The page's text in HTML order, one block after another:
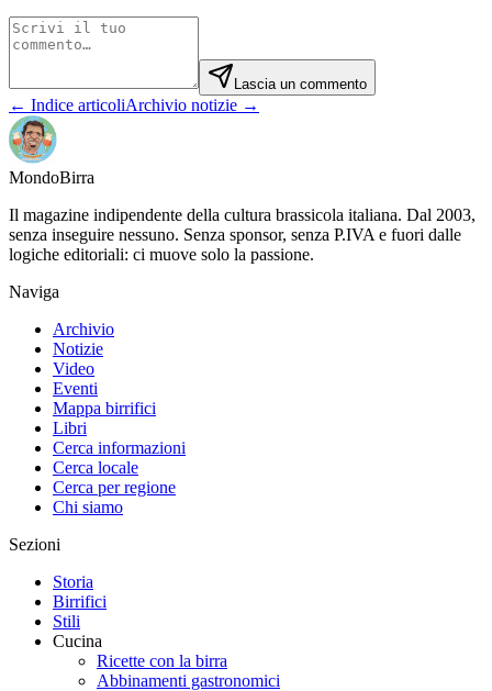
Lascia un commento
← Indice articoliArchivio notizie →
MondoBirra
Il magazine indipendente della cultura brassicola italiana. Dal 2003,
senza inseguire nessuno. Senza sponsor, senza P.IVA e fuori dalle
logiche editoriali: ci muove solo la passione.
Naviga
Archivio
Notizie
Video
Eventi
Mappa birrifici
Libri
Cerca informazioni
Cerca locale
Cerca per regione
Chi siamo
Sezioni
Storia
Birrifici
Stili
Cucina
Ricette con la birra
Abbinamenti gastronomici